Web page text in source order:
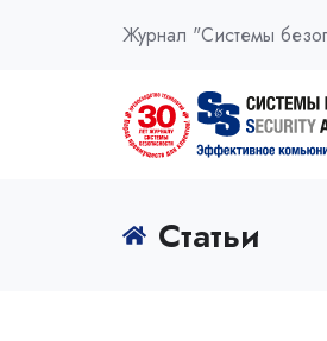
Журнал "Системы
Статьи